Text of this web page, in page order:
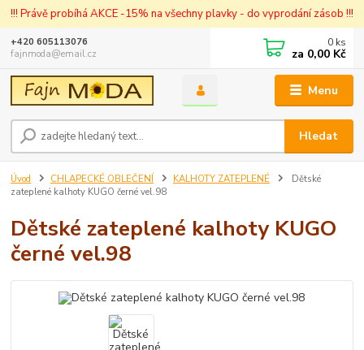
!!! Právě probíhá AKCE -15% na všechny plavky - do vyprodání zásob !!!
Menu
Hledat
+420 605113076
fajnmoda@email.cz
0 ks
za 0,00 Kč
Úvod CHLAPECKÉ OBLEČENÍ KALHOTY ZATEPLENÉ
Dětské
zateplené kalhoty KUGO černé vel.98
Dětské zateplené kalhoty KUGO
černé vel.98